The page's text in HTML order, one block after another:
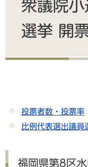
衆議院
選挙 開
投票者数・投票率
比例代表選出議員
福岡県第8区